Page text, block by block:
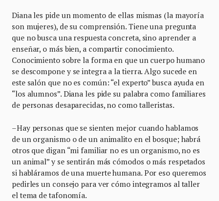
Diana les pide un momento de ellas mismas (la mayoría
son mujeres), de su comprensión. Tiene una pregunta
que no busca una respuesta concreta, sino aprender a
enseñar, o más bien, a compartir conocimiento.
Conocimiento sobre la forma en que un cuerpo humano
se descompone y se integra a la tierra. Algo sucede en
este salón que no es común: “el experto” busca ayuda en
“los alumnos”. Diana les pide su palabra como familiares
de personas desaparecidas, no como talleristas.
–Hay personas que se sienten mejor cuando hablamos
de un organismo o de un animalito en el bosque; habrá
otros que digan “mi familiar no es un organismo, no es
un animal” y se sentirán más cómodos o más respetados
si habláramos de una muerte humana. Por eso queremos
pedirles un consejo para ver cómo integramos al taller
el tema de tafonomía.